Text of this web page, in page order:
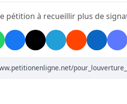
la réussite et le bien-être de
pétition à recueillir plus de